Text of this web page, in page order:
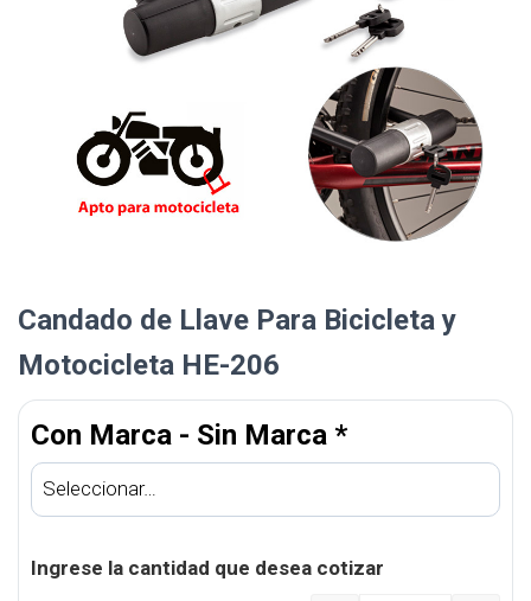
Candado de Llave Para Bicicleta y
Motocicleta HE-206
Con Marca - Sin Marca *
Ingrese la cantidad que desea cotizar